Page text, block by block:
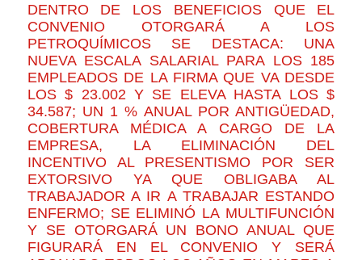
DENTRO DE LOS BENEFICIOS QUE EL
CONVENIO OTORGARÁ A LOS
PETROQUÍMICOS SE DESTACA: UNA
NUEVA ESCALA SALARIAL PARA LOS 185
EMPLEADOS DE LA FIRMA QUE VA DESDE
LOS $ 23.002 Y SE ELEVA HASTA LOS $
34.587; UN 1 % ANUAL POR ANTIGÜEDAD,
COBERTURA MÉDICA A CARGO DE LA
EMPRESA, LA ELIMINACIÓN DEL
INCENTIVO AL PRESENTISMO POR SER
EXTORSIVO YA QUE OBLIGABA AL
TRABAJADOR A IR A TRABAJAR ESTANDO
ENFERMO; SE ELIMINÓ LA MULTIFUNCIÓN
Y SE OTORGARÁ UN BONO ANUAL QUE
FIGURARÁ EN EL CONVENIO Y SERÁ